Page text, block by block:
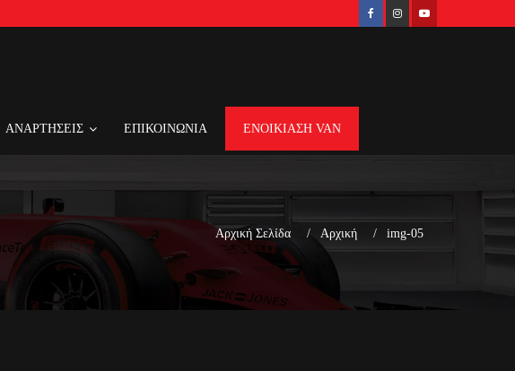
ΑΝΑΡΤΗΣΕΙΣ ΕΠΙΚΟΙΝΩΝΙΑ ΕΝΟΙΚΙΑΣΗ VAN
Αρχική Σελίδα Αρχική img-05